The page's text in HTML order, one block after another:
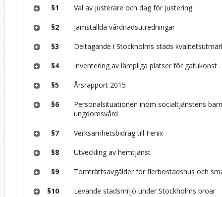
§1
Val av justerare och dag för justering
§2 Jämställda vårdnadsutredningar
§3 Deltagande i Stockholms stads
§4 Inventering av lämpliga platser för gatukonst
§5 Årsrapport 2015
§6
Personalsituationen inom socialtjänstens
ungdomsvård
§7 Verksamhetsbidrag till Fenix
§8 Utveckling av hemtjänst
§9 Tomträttsavgälder för flerbostadshus och
§10 Levande stadsmiljö under Stockholms broar